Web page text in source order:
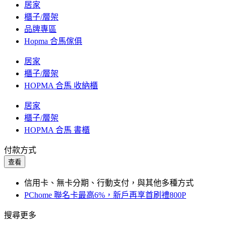
居家
櫃子/層架
品牌專區
Hopma 合馬傢俱
居家
櫃子/層架
HOPMA 合馬 收納櫃
居家
櫃子/層架
HOPMA 合馬 書櫃
付款方式
查看
信用卡、無卡分期、行動支付，與其他多種方式
PChome 聯名卡最高6%，新戶再享首刷禮800P
搜尋更多